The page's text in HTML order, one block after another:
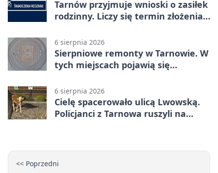
Tarnów przyjmuje wnioski o zasiłek
rodzinny. Liczy się termin złożenia
6 sierpnia 2026
Sierpniowe remonty w Tarnowie. W
tych miejscach pojawią się
6 sierpnia 2026
Cielę spacerowało ulicą Lwowską.
Policjanci z Tarnowa ruszyli na
<< Poprzedni